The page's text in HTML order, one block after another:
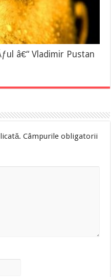
â€“ Vladimir Pustan
Câmpurile obligatorii